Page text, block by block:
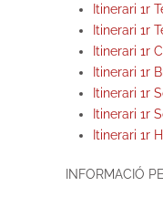
Itinerari 1r
Itinerari 1r
Itinerari 1r
Itinerari 1r
Itinerari 1r
Itinerari 1r
Itinerari 1r
INFORMACIÓ